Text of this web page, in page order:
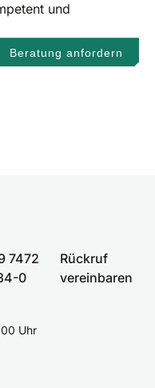
und
Beratung anfordern
7472
0
Rückruf
vereinbaren
Uhr